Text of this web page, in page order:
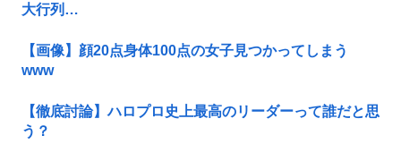
大行列…
【画像】顔20点身体100点の女子見つかってしまう
www
【徹底討論】ハロプロ史上最高のリーダーって誰だと思
う？